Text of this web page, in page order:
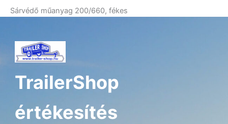
Sárvédő műanyag 200/660, fékes
TrailerShop
értékesítés